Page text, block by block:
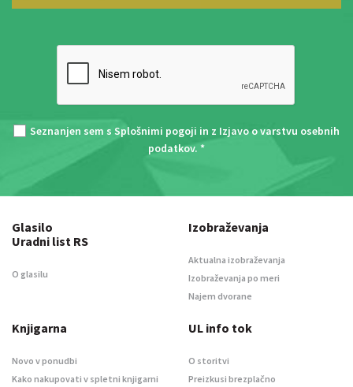
Seznanjen sem s Splošnimi pogoji in z Izjavo o varstvu osebnih
podatkov. *
Glasilo
Uradni list RS
O glasilu
Izobraževanja
Aktualna izobraževanja
Izobraževanja po meri
Najem dvorane
Knjigarna
Novo v ponudbi
Kako nakupovati v spletni knjigarni
UL info tok
O storitvi
Preizkusi brezplačno